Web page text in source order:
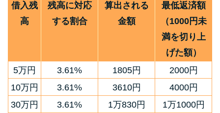
借入残
高
残高に対応
する割合
算出される
金額
最低返済額
（1000円未
満を切り上
げた額）
5万円
3.61% 1805円
2000円
10万円
3.61% 3610円
4000円
30万円
3.61% 1万830円 1万1000円